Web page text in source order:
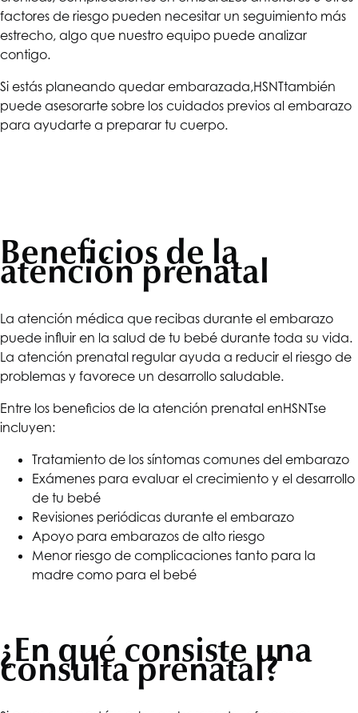
factores de riesgo pueden necesitar un seguimiento más
estrecho, algo que nuestro equipo puede analizar
contigo.
Si estás planeando quedar embarazada,HSNTtambién
puede asesorarte sobre los cuidados previos al embarazo
para ayudarte a preparar tu cuerpo.
Beneficios de la
atención prenatal
La atención médica que recibas durante el embarazo
puede influir en la salud de tu bebé durante toda su vida.
La atención prenatal regular ayuda a reducir el riesgo de
problemas y favorece un desarrollo saludable.
Entre los beneficios de la atención prenatal enHSNTse
incluyen:
Tratamiento de los síntomas comunes del embarazo
Exámenes para evaluar el crecimiento y el desarrollo
de tu bebé
Revisiones periódicas durante el embarazo
Apoyo para embarazos de alto riesgo
Menor riesgo de complicaciones tanto para la
madre como para el bebé
¿En qué consiste una
consulta prenatal?